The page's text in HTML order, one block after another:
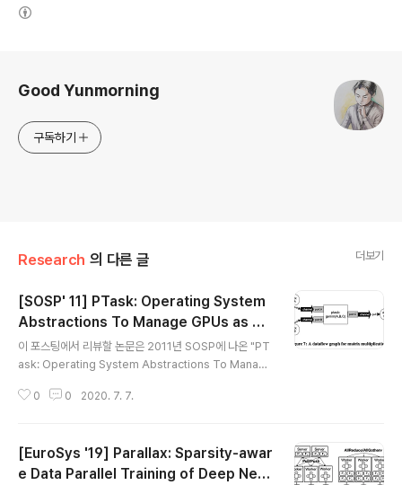
Good Yunmorning
구독하기
Research 의 다른 글 더보기
[SOSP' 11] PTask: Operating System
Abstractions To Manage GPUs as Co
mpute Device
이 포스팅에서 리뷰할 논문은 2011년 SOSP에 나온 "PT
ask: Operating System Abstractions To Manage
문이지만 GPU 기반 이기종 시스템과 관련하여 중요하게
러닝의 맥락에서 GPU 스케줄링을 언급하고 있지 않으며
그 당시와 현재의 상황이 꽤 많이 달라졌다는 것이다. ABS
0 0 2020. 7. 7.
[EuroSys '19] Parallax: Sparsity-awar
e Data Parallel Training of Deep Neur